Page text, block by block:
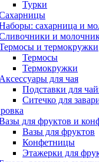
Турки
сахарница и
и
и термокружки
Термосы
Термокружки
Аксессуары для чая
Подставки для
Ситечко для
для фруктов и
Вазы для фруктов
Конфетницы
Этажерки для